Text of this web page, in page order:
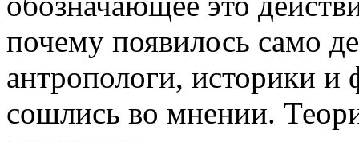
почему появилось само
антропологи, историки
сошлись во мнении.